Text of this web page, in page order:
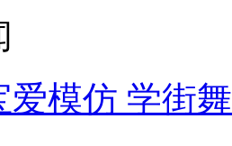
爱模仿 学街